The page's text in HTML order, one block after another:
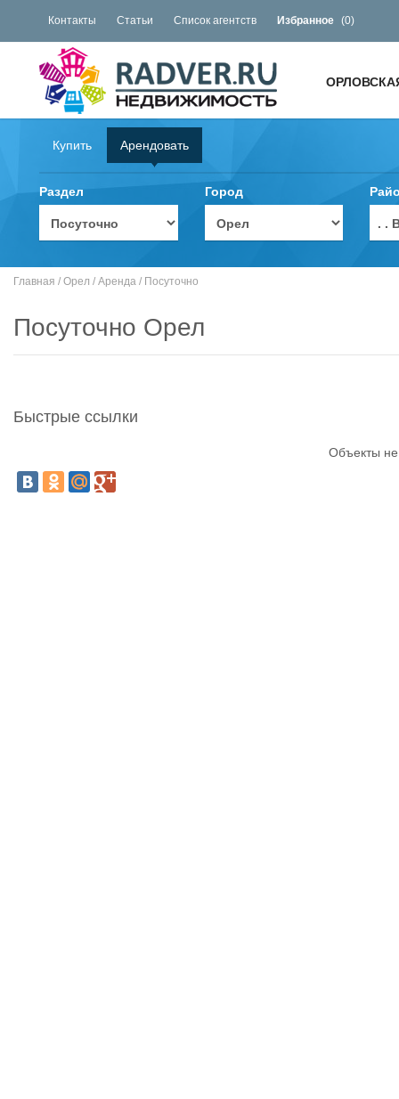
Контакты Статьи Список агентств Избранное (0)
Купить Арендовать
Раздел Город
. .
Главная / Орел / Аренда / Посуточно
Посуточно Орел
Быстрые ссылки
Объекты